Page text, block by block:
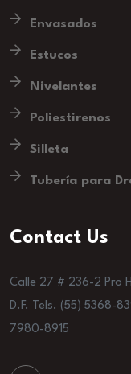
Envasados
Estucos
Nivelantes
Poliestirenos
Silleta
Tubería para
Contact Us
Calle 27 # 236-2 Pro
D.F. Tels. (55) 5368-
7980-8915